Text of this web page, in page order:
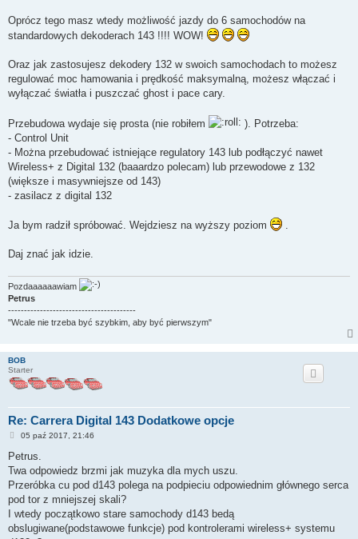
Oprócz tego masz wtedy możliwość jazdy do 6 samochodów na
standardowych dekoderach 143 !!!! WOW!
Oraz jak zastosujesz dekodery 132 w swoich samochodach to możesz
regulować moc hamowania i prędkość maksymalną, możesz włączać i
wyłączać światła i puszczać ghost i pace cary.
Przebudowa wydaje się prosta (nie robiłem
). Potrzeba:
- Control Unit
- Można przebudować istniejące regulatory 143 lub podłączyć nawet
Wireless+ z Digital 132 (baaardzo polecam) lub przewodowe z 132
(większe i masywniejsze od 143)
- zasilacz z digital 132
Ja bym radził spróbować. Wejdziesz na wyższy poziom .
Daj znać jak idzie.
Pozdaaaaaawiam
Petrus
----------------------------------------
"Wcale nie trzeba być szybkim, aby być pierwszym"
BOB
Starter
Re: Carrera Digital 143 Dodatkowe opcje
P
s
05 paź 2017, 21:46
Petrus.
Twa odpowiedz brzmi jak muzyka dla mych uszu.
Przeróbka cu pod d143 polega na podpieciu odpowiednim głównego serca
pod tor z mniejszej skali?
I wtedy początkowo stare samochody d143 bedą
obslugiwane(podstawowe funkcje) pod kontrolerami wireless+ systemu